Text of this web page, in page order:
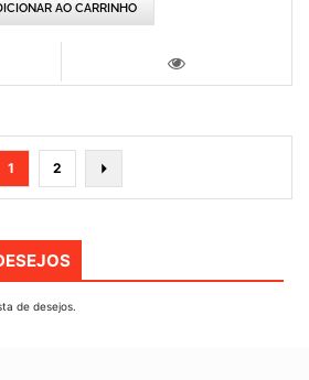
AO CARRINHO
Página
Está
de
a
ler
página
1 Página
2
de desejos.